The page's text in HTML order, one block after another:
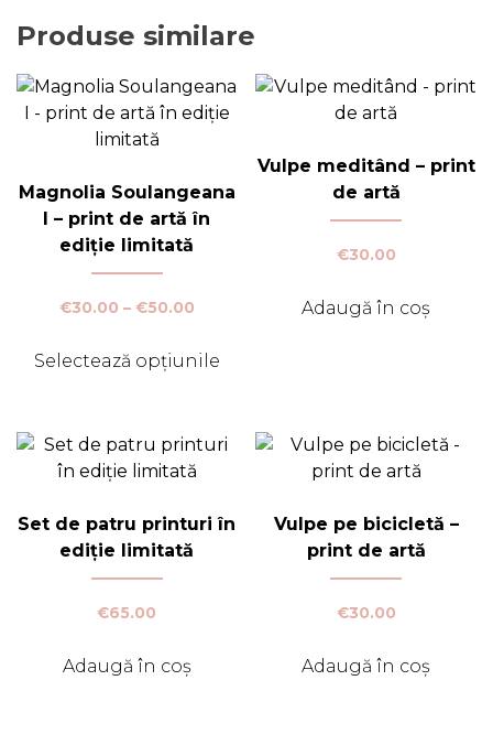
Produse similare
Magnolia Soulangeana
I – print de artă în
ediție limitată
€30.00 – €50.00Interval
prețuri:
€30.00
€50.00
Selectează opțiunile
are
mai
variații.
Opțiunile
pot
fi
în
Vulpe meditând – print
de artă
€30.00
Adaugă în coș
Set de patru printuri în
ediție limitată
€65.00
Adaugă în coș
Vulpe pe bicicletă –
print de artă
€30.00
Adaugă în coș